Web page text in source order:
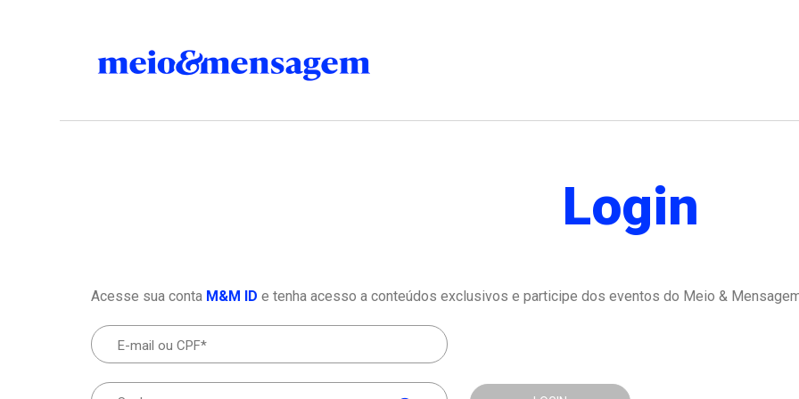
Login
Acesse sua conta M&M ID e tenha acesso a conteúdos exclusivos e participe dos eventos do Meio &